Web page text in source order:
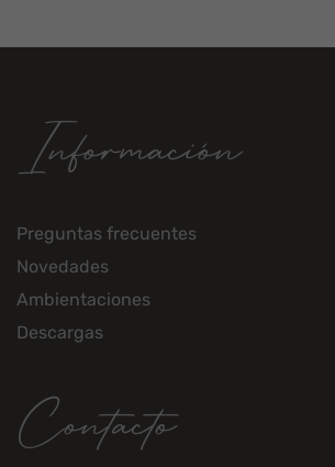
Información
Preguntas frecuentes
Novedades
Ambientaciones
Descargas
Contacto